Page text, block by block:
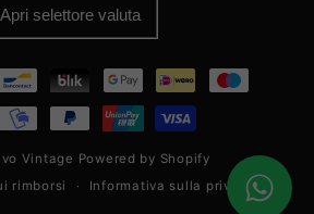
Apri selettore valuta
Vintage Powered by Shopify
rimborsi
Informativa sulla privacy